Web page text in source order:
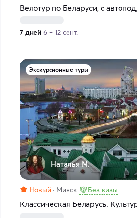
Велотур по Беларуси, с
7 дней 6 – 12 сент.
Экскурсионные туры
Наталья М.
Новый Минск Без визы
Классическая Беларусь.